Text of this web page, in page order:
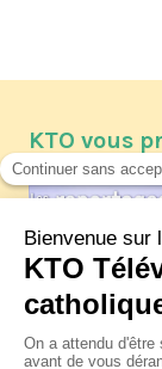
KTO vous